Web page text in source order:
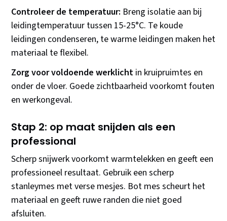
Controleer de temperatuur: Breng isolatie aan bij
leidingtemperatuur tussen 15-25°C. Te koude
leidingen condenseren, te warme leidingen maken het
materiaal te flexibel.
Zorg voor voldoende werklicht in kruipruimtes en
onder de vloer. Goede zichtbaarheid voorkomt fouten
en werkongeval.
Stap 2: op maat snijden als een
professional
Scherp snijwerk voorkomt warmtelekken en geeft een
professioneel resultaat. Gebruik een scherp
stanleymes met verse mesjes. Bot mes scheurt het
materiaal en geeft ruwe randen die niet goed
afsluiten.